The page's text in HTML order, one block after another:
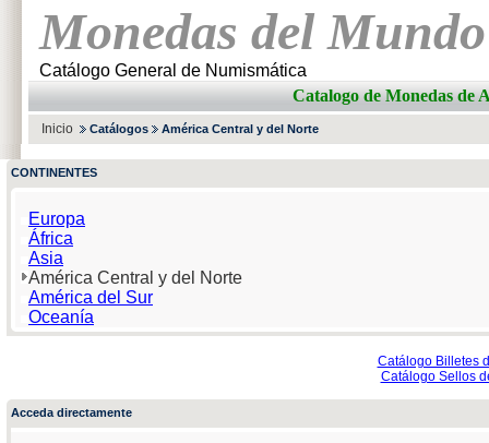
Monedas del Mundo
Catálogo General de Numismática
Catalogo de Monedas
Inicio Catálogos América Central y del Norte
CONTINENTES
Europa
África
Asia
América Central y del Norte
América del Sur
Oceanía
Catálogo Billetes
Catálogo Sellos
Acceda directamente